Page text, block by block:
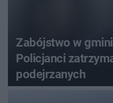
Zabójstwo w
Policjanci
podejrzanych